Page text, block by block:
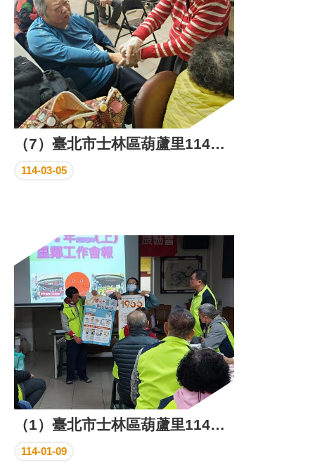
（7）臺北市士林區葫蘆里114年3月份里民活動場所成果照片
114-03-05
（1）臺北市士林區葫蘆里114年上半年里鄰工作會報成果照片
114-01-09